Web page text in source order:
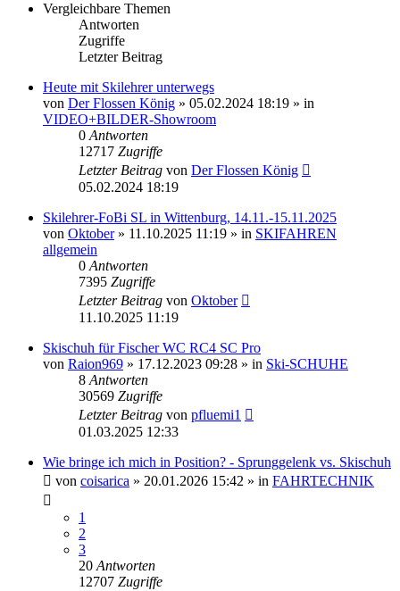
Vergleichbare Themen
Antworten
Zugriffe
Letzter Beitrag
Heute mit Skilehrer unterwegs
von Der Flossen König » 05.02.2024 18:19 » in
VIDEO+BILDER-Showroom
0 Antworten
12717 Zugriffe
Letzter Beitrag von Der Flossen König
05.02.2024 18:19
Skilehrer-FoBi SL in Wittenburg, 14.11.-15.11.2025
von Oktober» 11.10.2025 11:19 » in SKIFAHREN
allgemein
0 Antworten
7395 Zugriffe
Letzter Beitrag von Oktober
11.10.2025 11:19
Skischuh für Fischer WC RC4 SC Pro
von Raion969 » 17.12.2023 09:28 » in Ski-SCHUHE
8 Antworten
30569 Zugriffe
Letzter Beitrag von pfluemi1
01.03.2025 12:33
Wie bringe ich mich in Position? - Sprunggelenk vs. Skischuh
von coisarica » 20.01.2026 15:42 » in FAHRTECHNIK
1
2
3
20 Antworten
12707 Zugriffe